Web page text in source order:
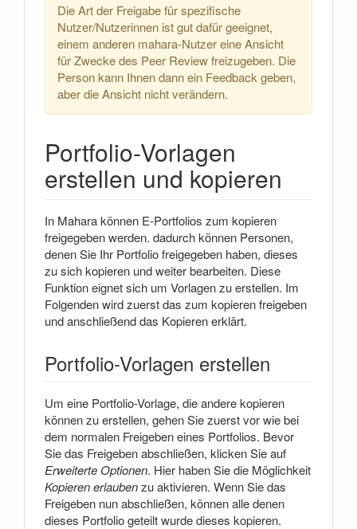
Die Art der Freigabe für spezifische
Nutzer/Nutzerinnen ist gut dafür geeignet,
einem anderen mahara-Nutzer eine Ansicht
für Zwecke des Peer Review freizugeben. Die
Person kann Ihnen dann ein Feedback geben,
aber die Ansicht nicht verändern.
Portfolio-Vorlagen
erstellen und kopieren
In Mahara können E-Portfolios zum kopieren
freigegeben werden. dadurch können Personen,
denen Sie Ihr Portfolio freigegeben haben, dieses
zu sich kopieren und weiter bearbeiten. Diese
Funktion eignet sich um Vorlagen zu erstellen. Im
Folgenden wird zuerst das zum kopieren freigeben
und anschließend das Kopieren erklärt.
Portfolio-Vorlagen erstellen
Um eine Portfolio-Vorlage, die andere kopieren
können zu erstellen, gehen Sie zuerst vor wie bei
dem normalen Freigeben eines Portfolios. Bevor
Sie das Freigeben abschließen, klicken Sie auf
Erweiterte Optionen. Hier haben Sie die Möglichkeit
Kopieren erlaubenzu aktivieren. Wenn Sie das
Freigeben nun abschließen, können alle denen
dieses Portfolio geteilt wurde dieses kopieren.